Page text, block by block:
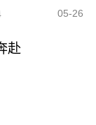
05-26
赴